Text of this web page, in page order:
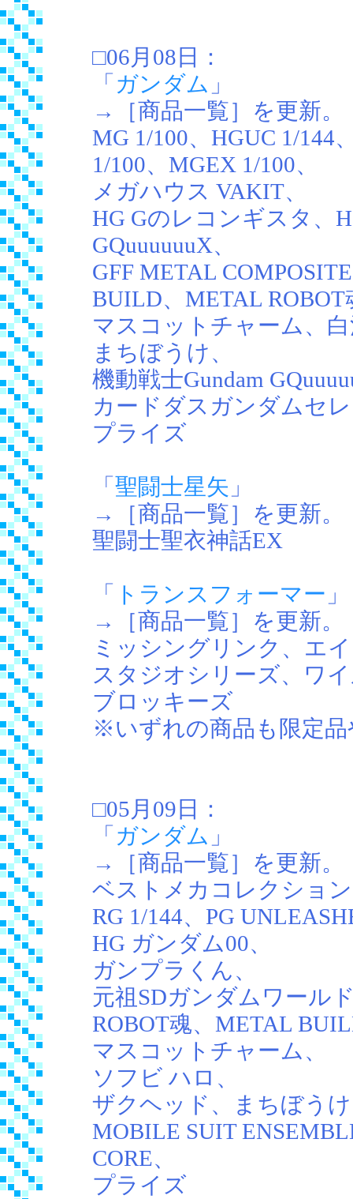
□06月08日：
「 ガンダム 」
→［商品一覧］を更新。
MG 1/100、HGUC 1/144
1/100、MGEX 1/100、
メガハウス VAKIT、
HG Gのレコンギスタ、
GQuuuuuuX、
GFF METAL
BUILD、METAL ROBOT
マスコットチャーム、
まちぼうけ、
機動戦士Gundam
カードダスガンダムセ
プライズ
「 聖闘士星矢 」
→［商品一覧］を更新。
聖闘士聖衣神話EX
「 トランスフォーマー 」
→［商品一覧］を更新。
ミッシングリンク、エ
スタジオシリーズ、ワ
ブロッキーズ
※いずれの商品も限定品
□05月09日：
「 ガンダム 」
→［商品一覧］を更新。
ベストメカコレクション
RG 1/144、PG
HG ガンダム00、
ガンプラくん、
元祖SDガンダムワール
ROBOT魂、METAL
マスコットチャーム、
ソフビ ハロ、
ザクヘッド、まちぼう
MOBILE SUIT
CORE、
プライズ